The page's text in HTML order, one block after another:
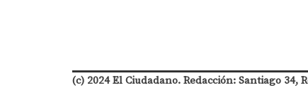
(c) 2024 El Ciudadano. Redacción: Santiago 34,